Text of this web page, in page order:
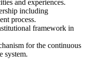
and experiences.
including
process.
framework in
for the continuous
system.